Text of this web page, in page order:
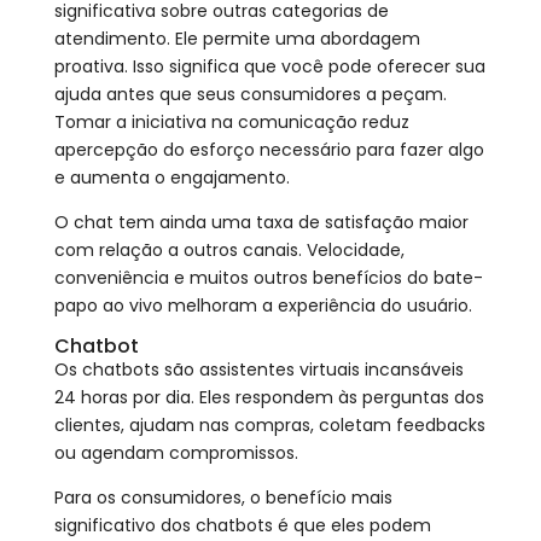
significativa sobre outras categorias de
atendimento. Ele permite uma abordagem
proativa. Isso significa que você pode oferecer sua
ajuda antes que seus consumidores a peçam.
Tomar a iniciativa na comunicação reduz
apercepção do esforço necessário para fazer algo
e aumenta o engajamento.
O chat tem ainda uma taxa de satisfação maior
com relação a outros canais. Velocidade,
conveniência e muitos outros benefícios do bate-
papo ao vivo melhoram a experiência do usuário.
Chatbot
Os chatbots são assistentes virtuais incansáveis ​​
24 horas por dia. Eles respondem às perguntas dos
clientes, ajudam nas compras, coletam feedbacks
ou agendam compromissos.
Para os consumidores, o benefício mais
significativo dos chatbots é que eles podem